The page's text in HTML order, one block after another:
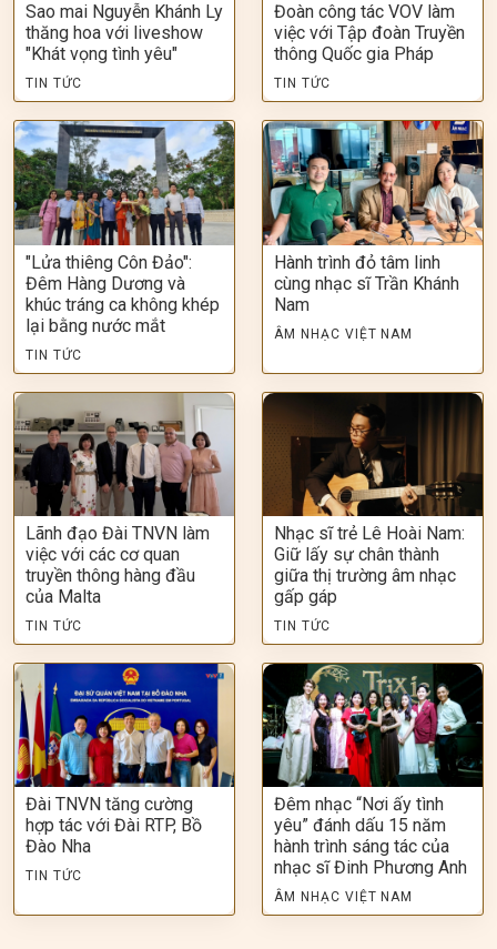
Sao mai Nguyễn Khánh Ly
thăng hoa với liveshow
"Khát vọng tình yêu"
TIN TỨC
Đoàn công tác VOV làm
việc với Tập đoàn Truyền
thông Quốc gia Pháp
TIN TỨC
"Lửa thiêng Côn Đảo":
Đêm Hàng Dương và
khúc tráng ca không khép
lại bằng nước mắt
TIN TỨC
Hành trình đỏ tâm linh
cùng nhạc sĩ Trần Khánh
Nam
ÂM NHẠC VIỆT NAM
Lãnh đạo Đài TNVN làm
việc với các cơ quan
truyền thông hàng đầu
của Malta
TIN TỨC
Nhạc sĩ trẻ Lê Hoài Nam:
Giữ lấy sự chân thành
giữa thị trường âm nhạc
gấp gáp
TIN TỨC
Đài TNVN tăng cường
hợp tác với Đài RTP, Bồ
Đào Nha
TIN TỨC
Đêm nhạc “Nơi ấy tình
yêu” đánh dấu 15 năm
hành trình sáng tác của
nhạc sĩ Đinh Phương Anh
ÂM NHẠC VIỆT NAM